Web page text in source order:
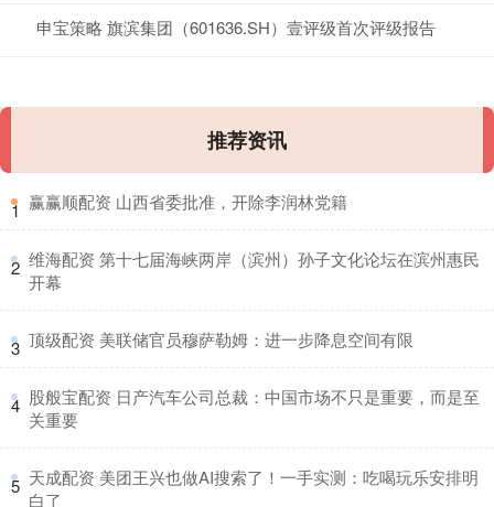
申宝策略 旗滨集团（601636.SH）壹评级首次评级报告
推荐资讯
1 ​赢赢顺配资 山西省委批准，开除李润林党籍
2 ​维海配资 第十七届海峡两岸（滨州）孙子文化论坛在滨州惠民
开幕
3 ​顶级配资 美联储官员穆萨勒姆：进一步降息空间有限
4 ​股般宝配资 日产汽车公司总裁：中国市场不只是重要，而是至
关重要
5 ​天成配资 美团王兴也做AI搜索了！一手实测：吃喝玩乐安排明
白了